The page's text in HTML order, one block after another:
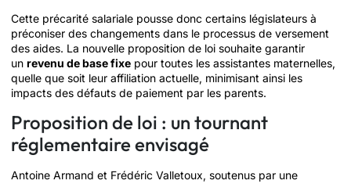
Cette précarité salariale pousse donc certains législateurs à
préconiser des changements dans le processus de versement
des aides. La nouvelle proposition de loi souhaite garantir
un revenu de base fixe pour toutes les assistantes maternelles,
quelle que soit leur affiliation actuelle, minimisant ainsi les
impacts des défauts de paiement par les parents.
Proposition de loi : un tournant
réglementaire envisagé
Antoine Armand et Frédéric Valletoux, soutenus par une